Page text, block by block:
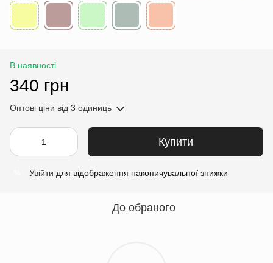
В наявності
340 грн
Оптові ціни від 3 одиниць
Купити
Увійти для відображення накопичувальної знижки
До обраного